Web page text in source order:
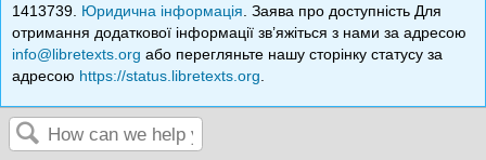
1413739. Юридична інформація . Заява про доступність Для
отримання додаткової інформації зв’яжіться з нами за адресою
info@libretexts.org або перегляньте нашу сторінку статусу за
адресою https://status.libretexts.org